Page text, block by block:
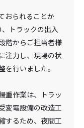
おられることか
トラックの出入
階からご担当者様
注力し、現場の状
行いました。
重作業は、トラッ
変電設備の改造工
するため、夜間工